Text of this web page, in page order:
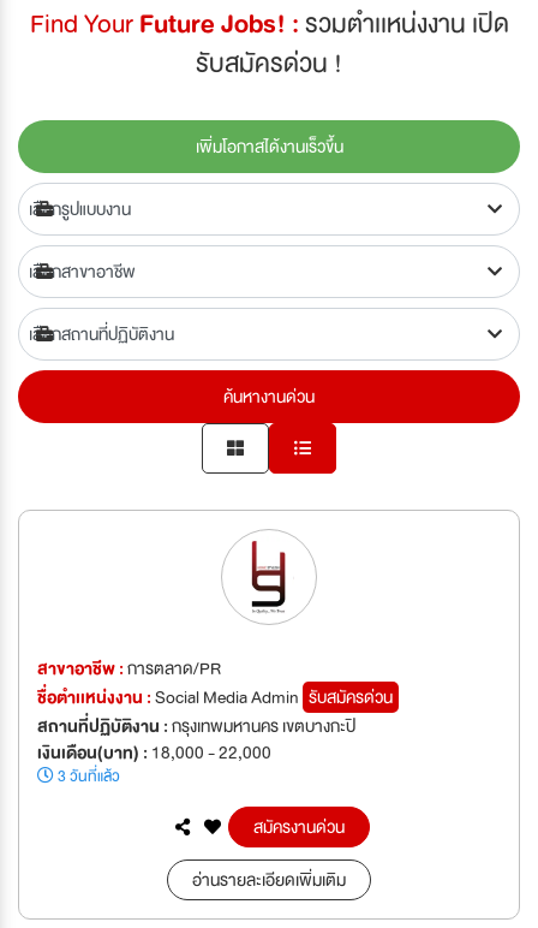
Find YourFuture Jobs! :รวมตำเเหน่งงาน เปิด
รับสมัครด่วน !
เพิ่มโอกาสได้งานเร็วขึ้น
ค้นหางานด่วน
สาขาอาชีพ :การตลาด/PR
ชื่อตำเเหน่งงาน :Social Media Admin รับสมัครด่วน
สถานที่ปฏิบัติงาน :กรุงเทพมหานคร เขตบางกะปิ
เงินเดือน(บาท) : 18,000 - 22,000
3 วันที่แล้ว
สมัครงานด่วน
อ่านรายละเอียดเพิ่มเติม